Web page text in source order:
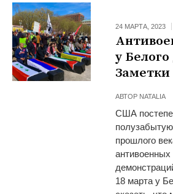
24 МАРТА, 2023
у
Заметки
АВТОР NATALIA
США
прошлого
антивоенных
18 марта у